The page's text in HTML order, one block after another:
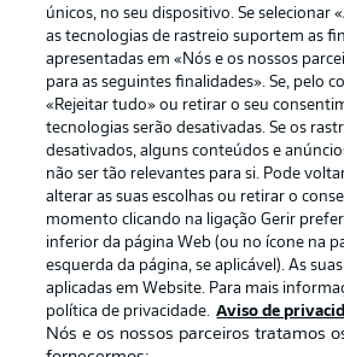
Publicidade
Termos de uso
Trabalhe conosco Marca
únicos, no seu dispositivo. Se selecionar
as tecnologias de rastreio suportem as
apresentadas em «Nós e os nossos
para as seguintes finalidades». Se, pelo
«Rejeitar tudo» ou retirar o seu
tecnologias serão desativadas. Se os
desativados, alguns conteúdos e
não ser tão relevantes para si. Pode
alterar as suas escolhas ou retirar o
momento clicando na ligação Gerir
inferior da página Web (ou no ícone na
esquerda da página, se aplicável). As
aplicadas em Website. Para mais
política de privacidade. Aviso de
Nós e os nossos parceiros tratamos